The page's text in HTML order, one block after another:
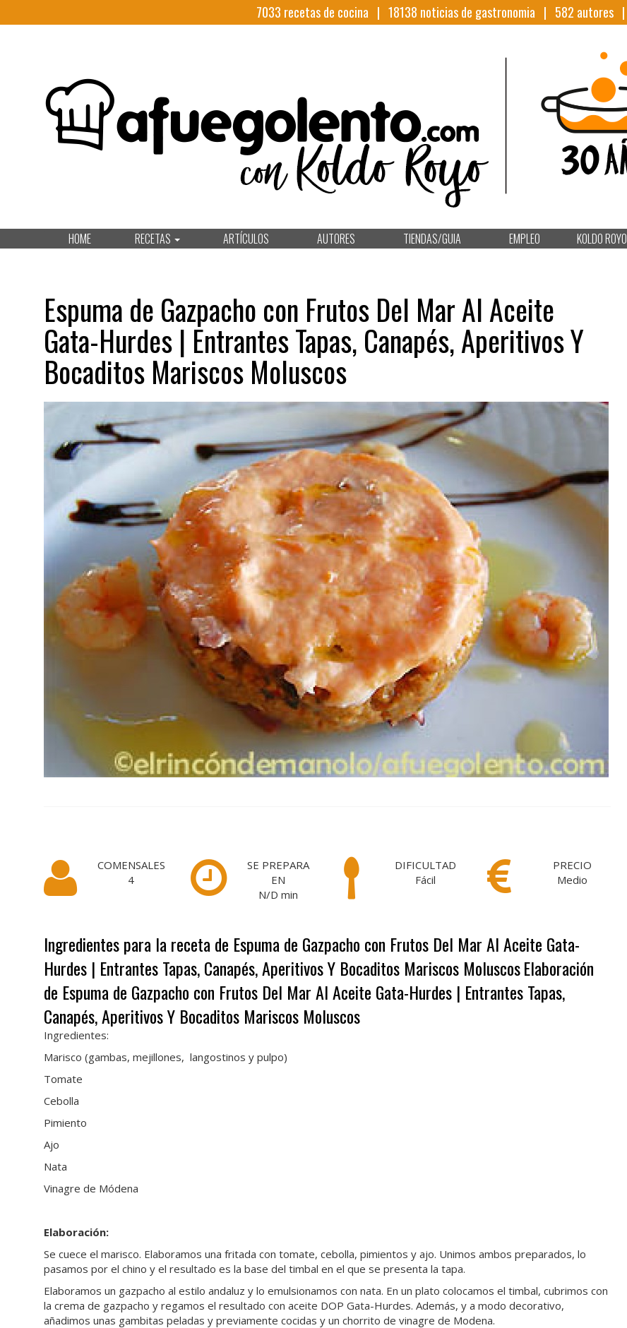
7033 recetas de cocina | 18138 noticias de gastronomia | 582 autores |
HOME RECETAS ARTÍCULOS AUTORES TIENDAS/GUIA EMPLEO KOLDO ROYO
Espuma de Gazpacho con Frutos Del Mar Al Aceite
Gata-Hurdes | Entrantes Tapas, Canapés, Aperitivos Y
Bocaditos Mariscos Moluscos
COMENSALES
4
SE PREPARA
EN
N/D min
DIFICULTAD
Fácil
PRECIO
Medio
Ingredientes para la receta de Espuma de Gazpacho con Frutos Del Mar Al Aceite Gata-
Hurdes | Entrantes Tapas, Canapés, Aperitivos Y Bocaditos Mariscos MoluscosElaboración
de Espuma de Gazpacho con Frutos Del Mar Al Aceite Gata-Hurdes | Entrantes Tapas,
Canapés, Aperitivos Y Bocaditos Mariscos Moluscos
Ingredientes:
Marisco (gambas, mejillones, langostinos y pulpo)
Tomate
Cebolla
Pimiento
Ajo
Nata
Vinagre de Módena
Elaboración:
Se cuece el marisco. Elaboramos una fritada con tomate, cebolla, pimientos y ajo. Unimos ambos preparados, lo
pasamos por el chino y el resultado es la base del timbal en el que se presenta la tapa.
Elaboramos un gazpacho al estilo andaluz y lo emulsionamos con nata. En un plato colocamos el timbal, cubrimos con
la crema de gazpacho y regamos el resultado con aceite DOP Gata-Hurdes. Además, y a modo decorativo,
añadimos unas gambitas peladas y previamente cocidas y un chorrito de vinagre de Modena.